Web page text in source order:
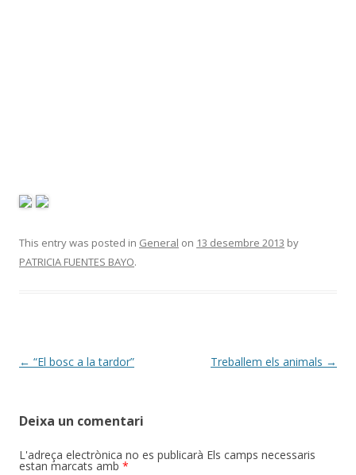
This entry was posted in General on 13 desembre 2013 by
PATRICIA FUENTES BAYO.
Post
← “El bosc a la tardor” Treballem els animals →
Deixa un comentari
L'adreça electrònica no es publicarà Els camps necessaris
estan marcats amb *